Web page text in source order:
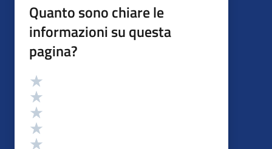
Quanto sono chiare le
informazioni su questa
pagina?
Valutazione